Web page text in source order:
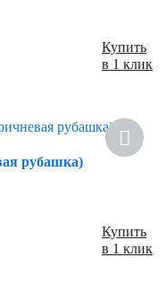
Купить
в 1 клик
рубашка)
Купить
в 1 клик